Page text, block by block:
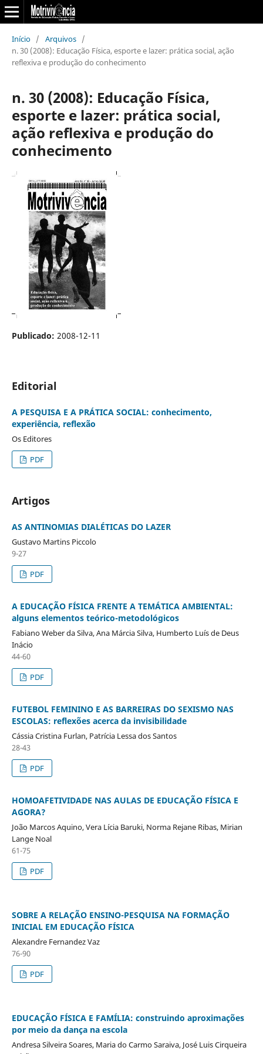
Início / Arquivos /
n. 30 (2008): Educação Física, esporte e lazer: prática social, ação
reflexiva e produção do conhecimento
n. 30 (2008): Educação Física,
esporte e lazer: prática social,
ação reflexiva e produção do
conhecimento
Publicado: 2008-12-11
Editorial
A PESQUISA E A PRÁTICA SOCIAL: conhecimento,
experiência, reflexão
Os Editores
PDF
Artigos
AS ANTINOMIAS DIALÉTICAS DO LAZER
Gustavo Martins Piccolo
9-27
PDF
A EDUCAÇÃO FÍSICA FRENTE A TEMÁTICA AMBIENTAL:
alguns elementos teórico-metodológicos
Fabiano Weber da Silva, Ana Márcia Silva, Humberto Luís de Deus
Inácio
44-60
PDF
FUTEBOL FEMININO E AS BARREIRAS DO SEXISMO NAS
ESCOLAS: reflexões acerca da invisibilidade
Cássia Cristina Furlan, Patrícia Lessa dos Santos
28-43
PDF
HOMOAFETIVIDADE NAS AULAS DE EDUCAÇÃO FÍSICA E
AGORA?
João Marcos Aquino, Vera Lícia Baruki, Norma Rejane Ribas, Mirian
Lange Noal
61-75
PDF
SOBRE A RELAÇÃO ENSINO-PESQUISA NA FORMAÇÃO
INICIAL EM EDUCAÇÃO FÍSICA
Alexandre Fernandez Vaz
76-90
PDF
EDUCAÇÃO FÍSICA E FAMÍLIA: construindo aproximações
por meio da dança na escola
Andresa Silveira Soares, Maria do Carmo Saraiva, José Luis Cirqueira